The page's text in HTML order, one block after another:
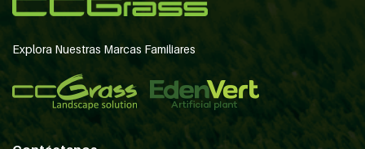
Explora Nuestras Marcas Familiares